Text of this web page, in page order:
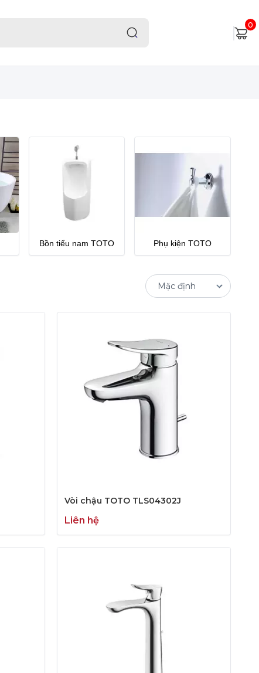
0
Bồn tiểu nam TOTO Phụ kiện TOTO
Vòi chậu TOTO TLS04302J
Liên hệ